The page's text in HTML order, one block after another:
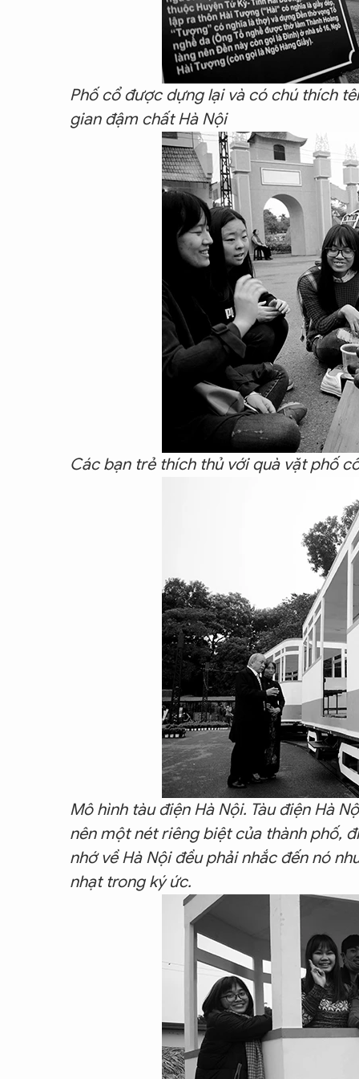
Phố cổ được dựng lại và có chú thích
gian đậm chất Hà Nội
Các bạn trẻ thích thủ với quà vặt phố
Mô hình tàu điện Hà Nội. Tàu điện Hà
nên một nét riêng biệt của thành phố,
nhớ về Hà Nội đều phải nhắc đến nó
nhạt trong ký ức.